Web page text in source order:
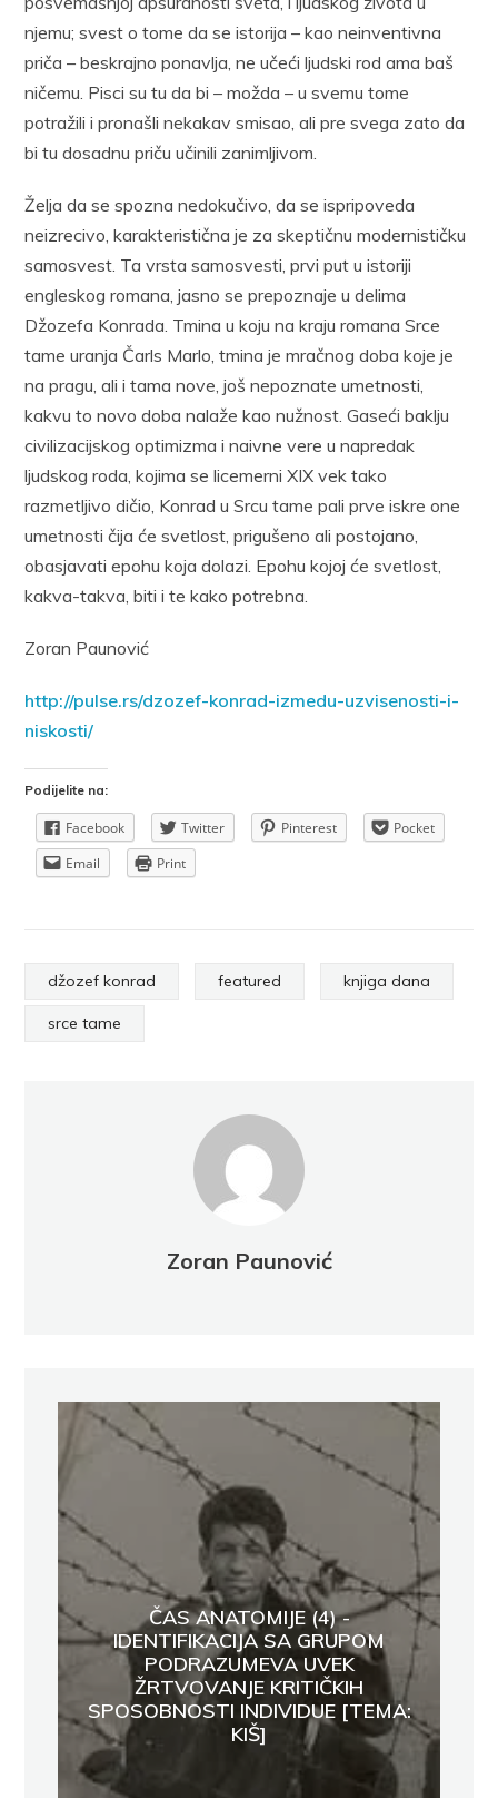
njemu; svest o tome da se istorija – kao neinventivna
priča – beskrajno ponavlja, ne učeći ljudski rod ama baš
ničemu. Pisci su tu da bi – možda – u svemu tome
potražili i pronašli nekakav smisao, ali pre svega zato da
bi tu dosadnu priču učinili zanimljivom.
Želja da se spozna nedokučivo, da se ispripoveda
neizrecivo, karakteristična je za skeptičnu modernističku
samosvest. Ta vrsta samosvesti, prvi put u istoriji
engleskog romana, jasno se prepoznaje u delima
Džozefa Konrada. Tmina u koju na kraju romana Srce
tame uranja Čarls Marlo, tmina je mračnog doba koje je
na pragu, ali i tama nove, još nepoznate umetnosti,
kakvu to novo doba nalaže kao nužnost. Gaseći baklju
civilizacijskog optimizma i naivne vere u napredak
ljudskog roda, kojima se licemerni XIX vek tako
razmetljivo dičio, Konrad u Srcu tame pali prve iskre one
umetnosti čija će svetlost, prigušeno ali postojano,
obasjavati epohu koja dolazi. Epohu kojoj će svetlost,
kakva-takva, biti i te kako potrebna.
Zoran Paunović
http://pulse.rs/dzozef-konrad-izmedu-uzvisenosti-i-
niskosti/
Podijelite na:
Facebook Twitter Pinterest
Pocket
Email
Print
džozef konrad featured knjiga dana
srce tame
Zoran Paunović
ČAS ANATOMIJE (4) -
IDENTIFIKACIJA SA GRUPOM
PODRAZUMEVA UVEK
ŽRTVOVANJE KRITIČKIH
SPOSOBNOSTI INDIVIDUE [TEMA:
KIŠ]